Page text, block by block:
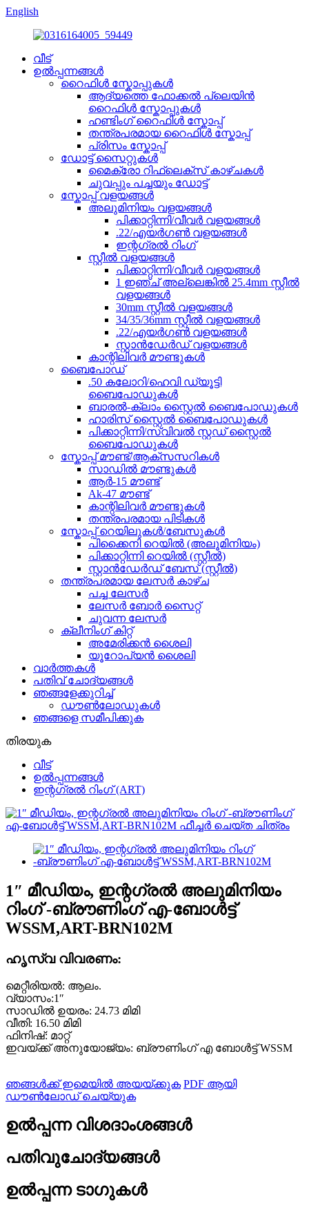
English
വീട്
ഉൽപ്പന്നങ്ങൾ
റൈഫിൾ സ്കോപ്പുകൾ
ആദ്യത്തെ ഫോക്കൽ പ്ലെയിൻ
റൈഫിൾ സ്കോപ്പുകൾ
ഹണ്ടിംഗ് റൈഫിൾ സ്കോപ്പ്
തന്ത്രപരമായ റൈഫിൾ സ്കോപ്പ്
പ്രിസം സ്കോപ്പ്
ഡോട്ട് സൈറ്റുകൾ
മൈക്രോ റിഫ്ലെക്സ് കാഴ്ചകൾ
ചുവപ്പും പച്ചയും ഡോട്ട്
സ്കോപ്പ് വളയങ്ങൾ
അലുമിനിയം വളയങ്ങൾ
പിക്കാറ്റിന്നി/വീവർ വളയങ്ങൾ
.22/എയർഗൺ വളയങ്ങൾ
ഇന്റഗ്രൽ റിംഗ്
സ്റ്റീൽ വളയങ്ങൾ
പിക്കാറ്റിന്നി/വീവർ വളയങ്ങൾ
1 ഇഞ്ച് അല്ലെങ്കിൽ 25.4mm സ്റ്റീൽ
വളയങ്ങൾ
30mm സ്റ്റീൽ വളയങ്ങൾ
34/35/36mm സ്റ്റീൽ വളയങ്ങൾ
.22/എയർഗൺ വളയങ്ങൾ
സ്റ്റാൻഡേർഡ് വളയങ്ങൾ
കാന്റിലിവർ മൗണ്ടുകൾ
ബൈപോഡ്
.50 കലോറി/ഹെവി ഡ്യൂട്ടി
ബൈപോഡുകൾ
ബാരൽ-ക്ലാം സ്റ്റൈൽ ബൈപോഡുകൾ
ഹാരിസ് സ്റ്റൈൽ ബൈപോഡുകൾ
പിക്കാറ്റിന്നി/സ്വിവൽ സ്റ്റഡ് സ്റ്റൈൽ
ബൈപോഡുകൾ
സ്കോപ്പ് മൗണ്ട്/ആക്സസറികൾ
സാഡിൽ മൗണ്ടുകൾ
ആർ-15 മൗണ്ട്
Ak-47 മൗണ്ട്
കാന്റിലിവർ മൗണ്ടുകൾ
തന്ത്രപരമായ പിടികൾ
സ്കോപ്പ് റെയിലുകൾ/ബേസുകൾ
പിക്കൈനി റെയിൽ (അലൂമിനിയം)
പിക്കാറ്റിന്നി റെയിൽ (സ്റ്റീൽ)
സ്റ്റാൻഡേർഡ് ബേസ് (സ്റ്റീൽ)
തന്ത്രപരമായ ലേസർ കാഴ്ച
പച്ച ലേസർ
ലേസർ ബോർ സൈറ്റ്
ചുവന്ന ലേസർ
ക്ലീനിംഗ് കിറ്റ്
അമേരിക്കൻ ശൈലി
യൂറോപ്യൻ ശൈലി
വാർത്തകൾ
പതിവ് ചോദ്യങ്ങൾ
ഞങ്ങളേക്കുറിച്ച്
ഡൗണ്‍ലോഡുകൾ
ഞങ്ങളെ സമീപിക്കുക
തിരയുക
വീട്
ഉൽപ്പന്നങ്ങൾ
ഇന്റഗ്രൽ റിംഗ് (ART)
1″ മീഡിയം, ഇന്റഗ്രൽ അലുമിനിയം
റിംഗ് -ബ്രൗണിംഗ് എ-ബോൾട്ട്
WSSM,ART-BRN102M
ഹൃസ്വ വിവരണം:
മെറ്റീരിയൽ: ആലം.
വ്യാസം:1″
സാഡിൽ ഉയരം: 24.73 മിമി
വീതി: 16.50 മിമി
ഫിനിഷ്: മാറ്റ്
ഇവയ്ക്ക് അനുയോജ്യം: ബ്രൗണിംഗ് എ ബോൾട്ട് WSSM
ഞങ്ങൾക്ക് ഇമെയിൽ അയയ്ക്കുക PDF ആയി
ഡൗൺലോഡ് ചെയ്യുക
ഉൽപ്പന്ന വിശദാംശങ്ങൾ
പതിവുചോദ്യങ്ങൾ
ഉൽപ്പന്ന ടാഗുകൾ